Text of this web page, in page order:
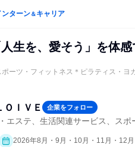
ンターン＆キャリア
人生を、愛そう」を体
ーツ・フィットネス＊ピラティス・ヨ
ＯＩＶＥ 企業をフォロー
エステ、生活関連サービス、スポ
2026年8月・9月・10月・11月・12月